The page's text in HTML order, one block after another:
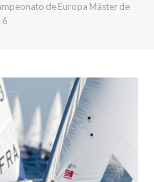
de Europa Máster de
6